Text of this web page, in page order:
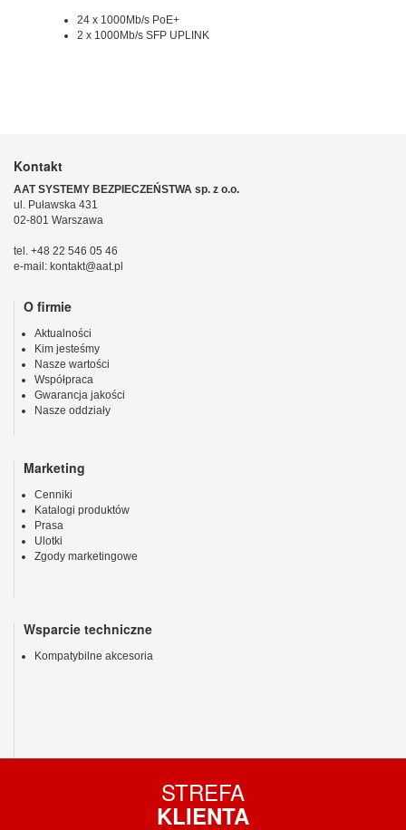
24 x 1000Mb/s PoE+
2 x 1000Mb/s SFP UPLINK
Kontakt
AAT SYSTEMY BEZPIECZEŃSTWA sp. z o.o.
ul. Puławska 431
02-801 Warszawa
tel. +48 22 546 05 46
e-mail: kontakt@aat.pl
O firmie
Aktualności
Kim jesteśmy
Nasze wartości
Współpraca
Gwarancja jakości
Nasze oddziały
Marketing
Cenniki
Katalogi produktów
Prasa
Ulotki
Zgody marketingowe
Wsparcie techniczne
Kompatybilne akcesoria
STREFA
KLIENTA